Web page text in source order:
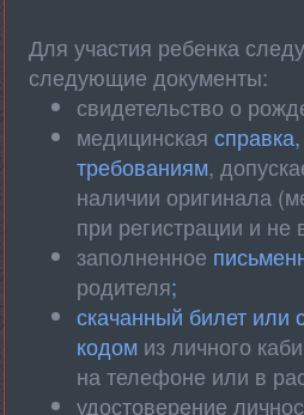
Для участия ребенка
следующие документы:
свидетельство о
медицинская
требованиям,
наличии оригинала
при регистрации и не
заполненное
родителя;
скачанный билет или
кодом из личного
на телефоне или в
удостоверение